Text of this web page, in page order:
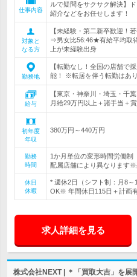
仕事内容
ルで疑問をサクサク解決】
紹介などをお任せします！
対象と
なる方
【未経験・第二新卒歓迎！
⇒男女比56:46★有給平均取
上が未経験出身
勤務地
【転勤なし！全国の店舗で
能！ ※転居を伴う転勤はあ
給与
【東京・神奈川・埼玉・千
月給29万円以上＋諸手当＋
初年度
年収
380万円～440万円
勤務
時間
1か月単位の変形時間労働制
配属店舗により異なります※
休日
休暇
* 週休2日（シフト制：月8
OK※ 年間休日115日＋計画
求人詳細を見る
株式会社NEXT | ＊「買取大吉」を展